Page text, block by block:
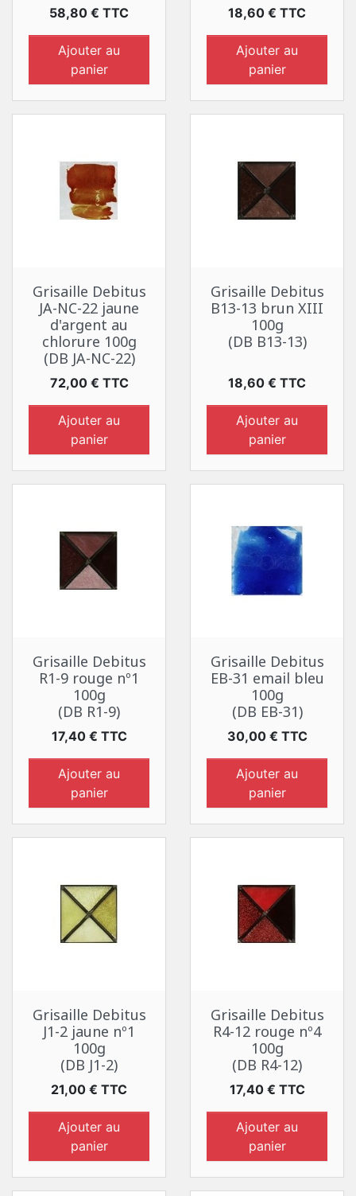
Prix
58,80 € TTC
Ajouter au
panier
Prix
18,60 € TTC
Ajouter au
panier
Grisaille Debitus
JA-NC-22 jaune
d'argent au
chlorure 100g
(DB JA-NC-22)
Prix
72,00 € TTC
Ajouter au
panier
Grisaille Debitus
B13-13 brun XIII
100g
(DB B13-13)
Prix
18,60 € TTC
Ajouter au
panier
Grisaille Debitus
R1-9 rouge nº1
100g
(DB R1-9)
Prix
17,40 € TTC
Ajouter au
panier
Grisaille Debitus
EB-31 email bleu
100g
(DB EB-31)
Prix
30,00 € TTC
Ajouter au
panier
Grisaille Debitus
J1-2 jaune nº1
100g
(DB J1-2)
Prix
21,00 € TTC
Ajouter au
panier
Grisaille Debitus
R4-12 rouge nº4
100g
(DB R4-12)
Prix
17,40 € TTC
Ajouter au
panier